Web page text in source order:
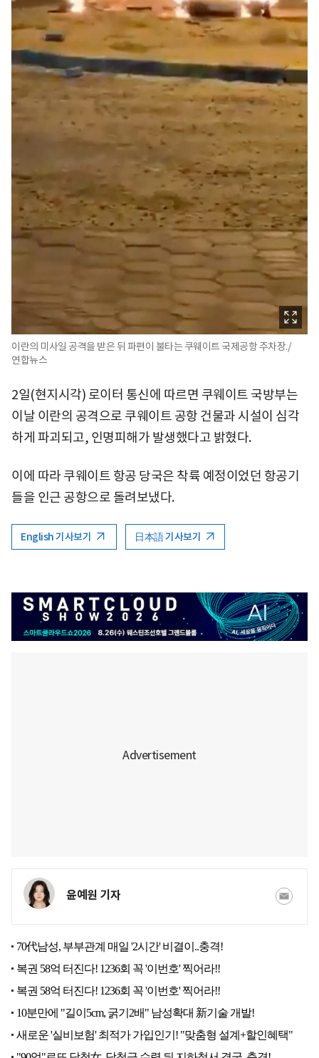
이란의 미사일 공격을 받은 뒤 파편이 불타는 쿠웨이트 국제공항 주차장./
연합뉴스
2일(현지시각) 로이터 통신에 따르면 쿠웨이트 국방부는
이날 이란의 공격으로 쿠웨이트 공항 건물과 시설이 심각
하게 파괴되고, 인명피해가 발생했다고 밝혔다.
이에 따라 쿠웨이트 항공 당국은 착륙 예정이었던 항공기
들을 인근 공항으로 돌려보냈다.
English 기사보기 日本語 기사보기
윤예원 기자